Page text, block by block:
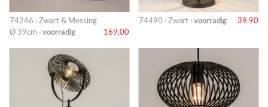
74246 · Zwart & Messing
Ø 39cm · voorradig 169,00
74490 · Zwart · voorradig 39,90